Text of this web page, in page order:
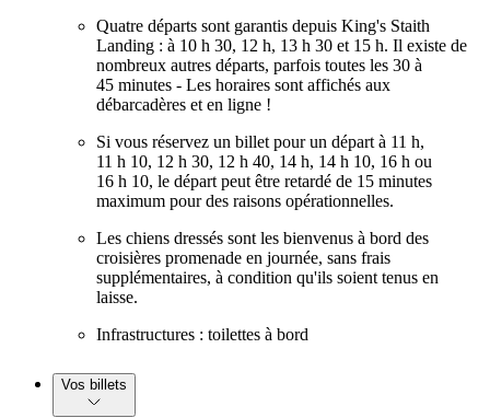
Quatre départs sont garantis depuis King's Staith
Landing : à 10 h 30, 12 h, 13 h 30 et 15 h. Il existe de
nombreux autres départs, parfois toutes les 30 à
45 minutes - Les horaires sont affichés aux
débarcadères et en ligne !
Si vous réservez un billet pour un départ à 11 h,
11 h 10, 12 h 30, 12 h 40, 14 h, 14 h 10, 16 h ou
16 h 10, le départ peut être retardé de 15 minutes
maximum pour des raisons opérationnelles.
Les chiens dressés sont les bienvenus à bord des
croisières promenade en journée, sans frais
supplémentaires, à condition qu'ils soient tenus en
laisse.
Infrastructures : toilettes à bord
Vos billets